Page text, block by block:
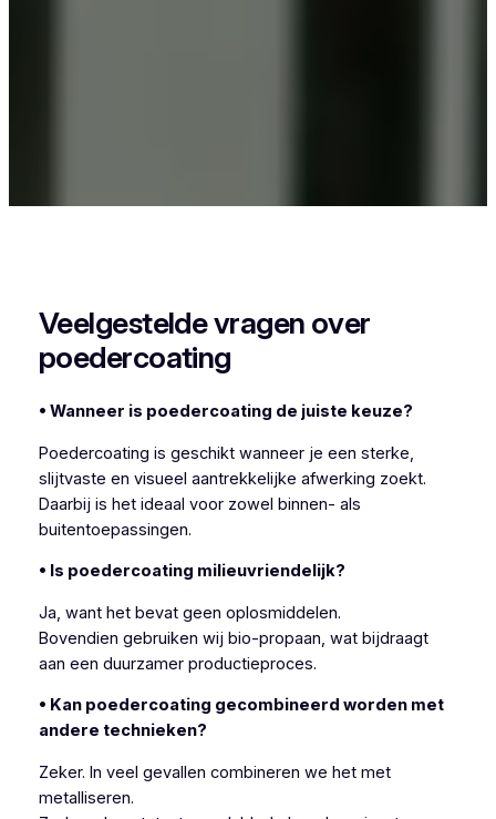
Veelgestelde vragen over
poedercoating
• Wanneer is poedercoating de juiste keuze?
Poedercoating is geschikt wanneer je een sterke,
slijtvaste en visueel aantrekkelijke afwerking zoekt.
Daarbij is het ideaal voor zowel binnen- als
buitentoepassingen.
• Is poedercoating milieuvriendelijk?
Ja, want het bevat geen oplosmiddelen.
Bovendien gebruiken wij bio-propaan, wat bijdraagt
aan een duurzamer productieproces.
• Kan poedercoating gecombineerd worden met
andere technieken?
Zeker. In veel gevallen combineren we het met
metalliseren.